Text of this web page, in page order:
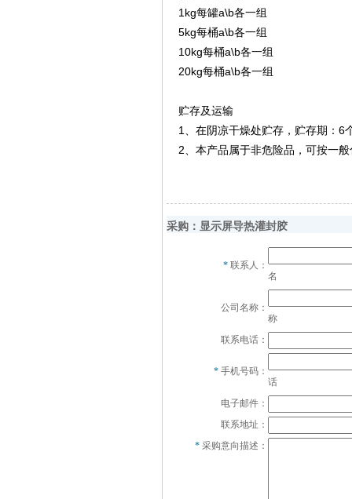
1kg每罐a\b各一组
5kg每桶a\b各一组
10kg每桶a\b各一组
20kg每桶a\b各一组
贮存及运输
1、在阴凉干燥处贮存，贮存期：6
2、本产品属于非危险品，可按一
采购：显示屏导热灌封胶
* 联系人：
名
公司名称：
称
联系电话：
* 手机号码：
话
电子邮件：
联系地址：
* 采购意向描述：